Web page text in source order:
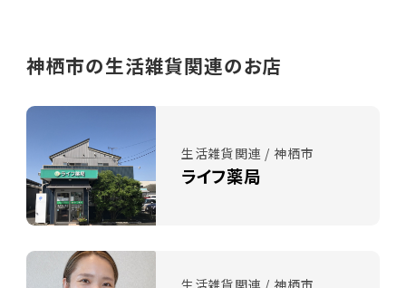
神栖市の生活雑貨関連のお店
生活雑貨関連 / 神栖市
ライフ薬局